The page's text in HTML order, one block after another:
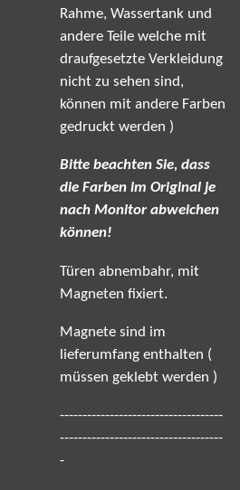
Rahme, Wassertank und
andere Teile welche mit
draufgesetzte Verkleidung
nicht zu sehen sind,
können mit andere Farben
gedruckt werden )
Bitte beachten Sie, dass
die Farben im Original je
nach Monitor abweichen
können!
Türen abnembahr, mit
Magneten fixiert.
Magnete sind im
lieferumfang enthalten (
müssen geklebt werden )
------------------------------------
------------------------------------
-